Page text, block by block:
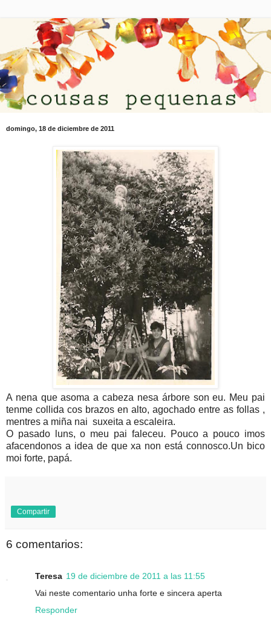
domingo, 18 de diciembre de 2011
A nena que asoma a cabeza nesa árbore son eu. Meu pai
tenme collida cos brazos en alto, agochado entre as follas ,
mentres a miña nai suxeita a escaleira.
O pasado luns, o meu pai faleceu. Pouco a pouco imos
afacendonos a idea de que xa non está connosco.Un bico
moi forte, papá.
Compartir
6 comentarios:
Teresa 19 de diciembre de 2011 a las 11:55
Vai neste comentario unha forte e sincera aperta
Responder